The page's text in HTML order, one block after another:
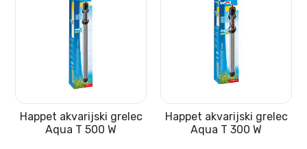
Happet akvarijski grelec
Aqua T 500 W
Happet akvarijski grelec
Aqua T 300 W